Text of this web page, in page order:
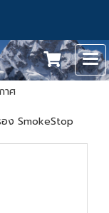
าศ
ง SmokeStop